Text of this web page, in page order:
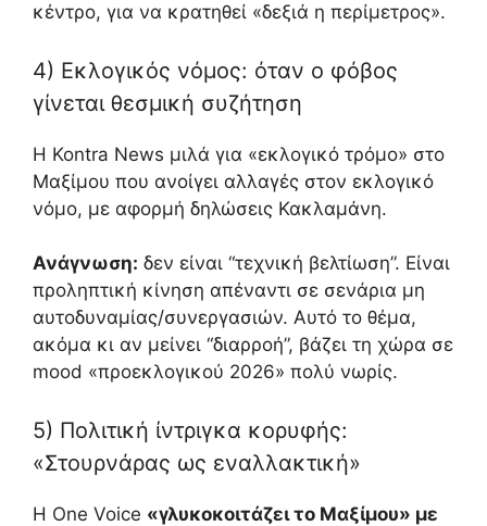
κέντρο, για να κρατηθεί «δεξιά η περίμετρος».
4) Εκλογικός νόμος: όταν ο φόβος
γίνεται θεσμική συζήτηση
Η Kontra News μιλά για «εκλογικό τρόμο» στο
Μαξίμου που ανοίγει αλλαγές στον εκλογικό
νόμο, με αφορμή δηλώσεις Κακλαμάνη.
Ανάγνωση: δεν είναι “τεχνική βελτίωση”. Είναι
προληπτική κίνηση απέναντι σε σενάρια μη
αυτοδυναμίας/συνεργασιών. Αυτό το θέμα,
ακόμα κι αν μείνει “διαρροή”, βάζει τη χώρα σε
mood «προεκλογικού 2026» πολύ νωρίς.
5) Πολιτική ίντριγκα κορυφής:
«Στουρνάρας ως εναλλακτική»
Η One Voice «γλυκοκοιτάζει το Μαξίμου» με